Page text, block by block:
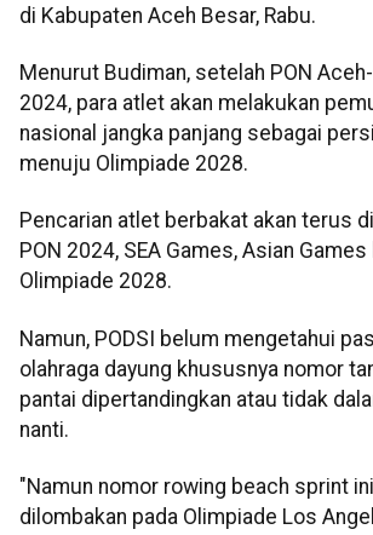
di Kabupaten Aceh Besar, Rabu.
Menurut Budiman, setelah PON
2024, para atlet akan melakukan
nasional jangka panjang sebagai
menuju Olimpiade 2028.
Pencarian atlet berbakat akan terus
PON 2024, SEA Games, Asian
Olimpiade 2028.
Namun, PODSI belum mengetahui
olahraga dayung khususnya nomor
pantai dipertandingkan atau tidak
nanti.
"Namun nomor rowing beach sprint
dilombakan pada Olimpiade Los